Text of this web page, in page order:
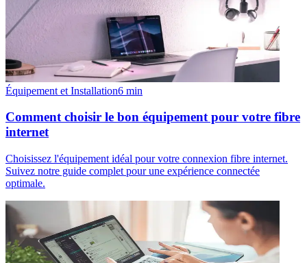
Équipement et Installation6 min
Comment choisir le bon équipement pour votre fibre
internet
Choisissez l'équipement idéal pour votre connexion fibre internet.
Suivez notre guide complet pour une expérience connectée
optimale.